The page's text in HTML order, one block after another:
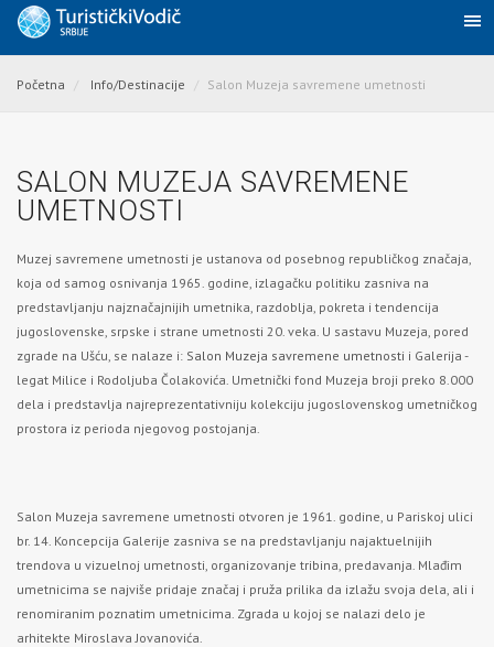
Početna Info/Destinacije Salon Muzeja savremene umetnosti
SALON MUZEJA SAVREMENE
UMETNOSTI
Muzej savremene umetnosti je ustanova od posebnog republičkog značaja,
koja od samog osnivanja 1965. godine, izlagačku politiku zasniva na
predstavljanju najznačajnijih umetnika, razdoblja, pokreta i tendencija
jugoslovenske, srpske i strane umetnosti 20. veka. U sastavu Muzeja, pored
zgrade na Ušću, se nalaze i: Salon Muzeja savremene umetnosti i Galerija -
legat Milice i Rodolјuba Čolakovića. Umetnički fond Muzeja broji preko 8.000
dela i predstavlja najreprezentativniju kolekciju jugoslovenskog umetničkog
prostora iz perioda njegovog postojanja.
Salon Muzeja savremene umetnosti otvoren je 1961. godine, u Pariskoj ulici
br. 14. Koncepcija Galerije zasniva se na predstavljanju najaktuelnijih
trendova u vizuelnoj umetnosti, organizovanje tribina, predavanja. Mlađim
umetnicima se najviše pridaje značaj i pruža prilika da izlažu svoja dela, ali i
renomiranim poznatim umetnicima. Zgrada u kojoj se nalazi delo je
arhitekte Miroslava Jovanovića.